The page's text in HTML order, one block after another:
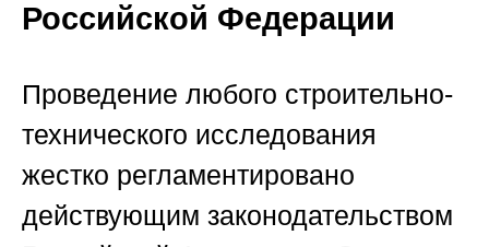
Российской Федерации
Проведение любого строительно-
технического исследования
жестко регламентировано
действующим законодательством